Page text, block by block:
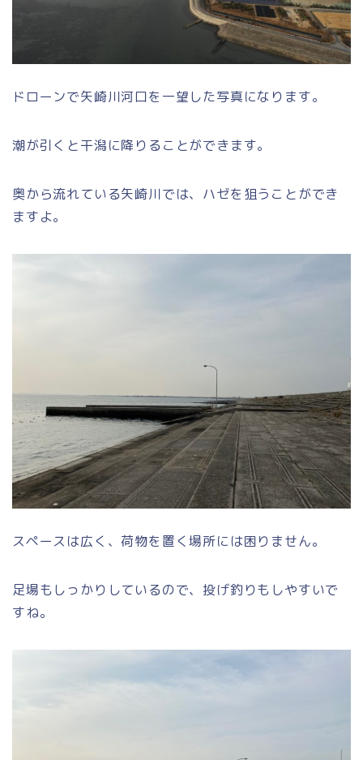
ドローンで矢崎川河口を一望した写真になります。
潮が引くと干潟に降りることができます。
奥から流れている矢崎川では、ハゼを狙うことができ
ますよ。
スペースは広く、荷物を置く場所には困りません。
足場もしっかりしているので、投げ釣りもしやすいで
すね。